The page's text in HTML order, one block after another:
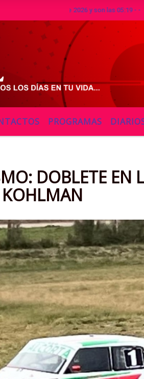
de Agosto de 2026 y son las 05:19 - -
PROGRAMAS
DOBLETE EN
KOHLMAN